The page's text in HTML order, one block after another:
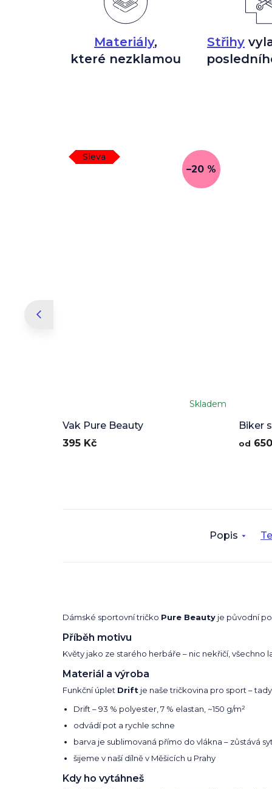
Materiály,
které nezklamou
Střihy
Sleva
–20 %
Vak Pure Beauty
Skladem
395 Kč
Biker
je
od
Popis
Dámské sportovní tričko Pure Beauty je původní
Příběh motivu
Květy jako ze starého herbáře – nic nekřičí,
Materiál a výroba
Funkční úplet Drift je naše tričkovina pro sport –
Drift – 93 % polyester, 7 % elastan, ~150 g/m²
odvádí pot a rychle schne
barva je sublimovaná přímo do vlákna – zůstává
šijeme v naší dílně v Měšicích u Prahy
Kdy ho vytáhneš